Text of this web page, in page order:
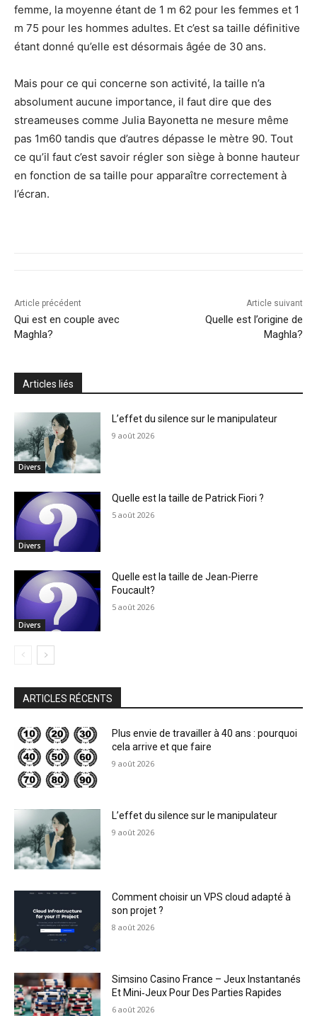
femme, la moyenne étant de 1 m 62 pour les femmes et 1
m 75 pour les hommes adultes. Et c’est sa taille définitive
étant donné qu’elle est désormais âgée de 30 ans.
Mais pour ce qui concerne son activité, la taille n’a
absolument aucune importance, il faut dire que des
streameuses comme Julia Bayonetta ne mesure même
pas 1m60 tandis que d’autres dépasse le mètre 90. Tout
ce qu’il faut c’est savoir régler son siège à bonne hauteur
en fonction de sa taille pour apparaître correctement à
l’écran.
Article précédent
Qui est en couple avec
Maghla?
Article suivant
Quelle est l’origine de
Maghla?
Articles liés
Divers
L’effet du silence sur le manipulateur
9 août 2026
Divers
Quelle est la taille de Patrick Fiori ?
5 août 2026
Divers
Quelle est la taille de Jean-Pierre
Foucault?
5 août 2026
ARTICLES RÉCENTS
Plus envie de travailler à 40 ans : pourquoi
cela arrive et que faire
9 août 2026
L’effet du silence sur le manipulateur
9 août 2026
Comment choisir un VPS cloud adapté à
son projet ?
8 août 2026
Simsino Casino France – Jeux Instantanés
Et Mini‑Jeux Pour Des Parties Rapides
6 août 2026